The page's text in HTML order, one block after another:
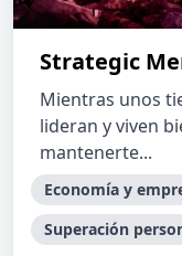
Strategic
Mientras unos
lideran y viven
mantenerte...
Economía y
Superación